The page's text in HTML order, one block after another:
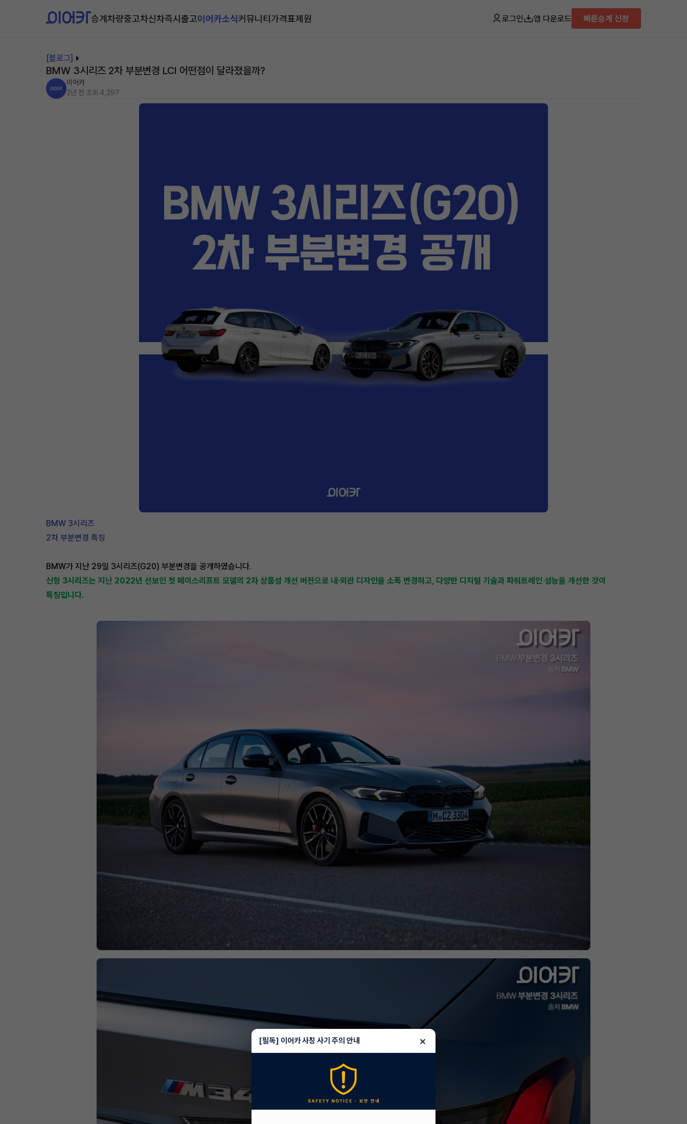
승계차량중고차신차즉시출고이어카소식커뮤니티가격표제원 로그인 앱 다운로드 빠른승계 신청
[블로그]
BMW 3시리즈 2차 부분변경 LCI 어떤점이 달라졌을까?
이어카
2년 전 조회 4,297
BMW 3시리즈
2차 부분변경 특징
BMW가 지난 29일 3시리즈(G20) 부분변경을 공개하였습니다.
신형 3시리즈는 지난 2022년 선보인 첫 페이스리프트 모델의 2차 상품성 개선 버전으로 내·외관 디자인을 소폭 변경하고, 다양한 디지털 기술과 파워트레인 성능을 개선한 것이
특징입니다.
[필독] 이어카 사칭 사기 주의 안내 ×